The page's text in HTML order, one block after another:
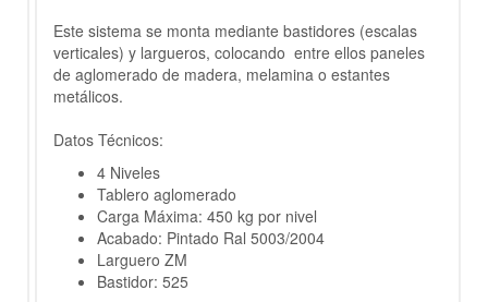
Este sistema se monta mediante bastidores (escalas
verticales) y largueros, colocando entre ellos paneles
de aglomerado de madera, melamina o estantes
metálicos.
Datos Técnicos:
4 Niveles
Tablero aglomerado
Carga Máxima: 450 kg por nivel
Acabado: Pintado Ral 5003/2004
Larguero ZM
Bastidor: 525